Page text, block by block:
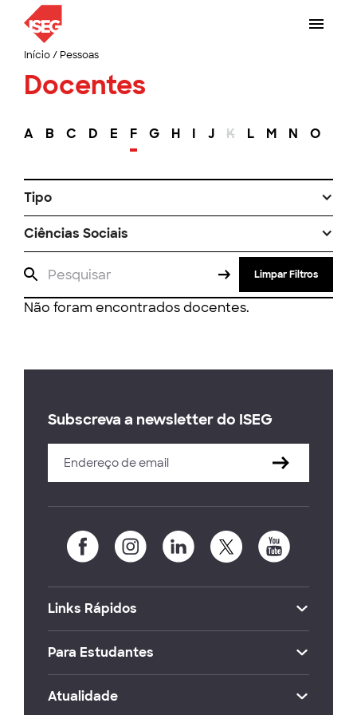
Início/ Pessoas
Docentes
A B C D E F G H I J K L M N O
Tipo
Ciências Sociais
Limpar Filtros
Não foram encontrados docentes.
Subscreva a newsletter do ISEG
Links Rápidos
Para Estudantes
Atualidade